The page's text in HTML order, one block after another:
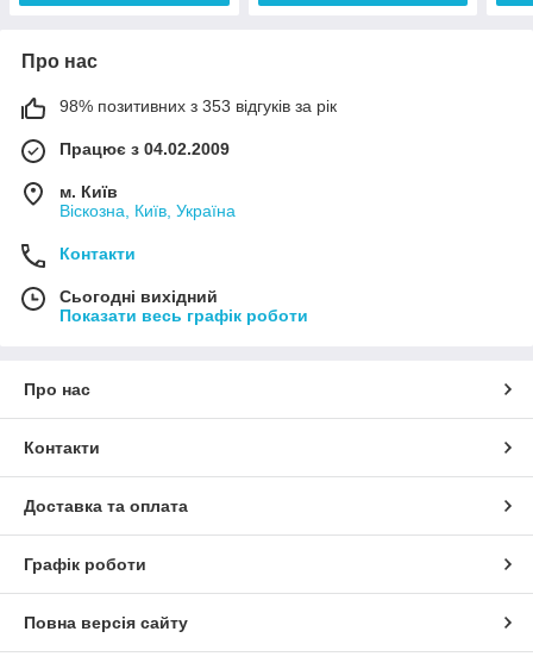
Про нас
98% позитивних з 353 відгуків за рік
Працює з 04.02.2009
м. Київ
Віскозна, Київ, Україна
Контакти
Сьогодні вихідний
Показати весь графік роботи
Про нас
Контакти
Доставка та оплата
Графік роботи
Повна версія сайту